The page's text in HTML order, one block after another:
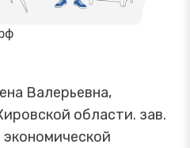
Валерьевна,
области. зав.